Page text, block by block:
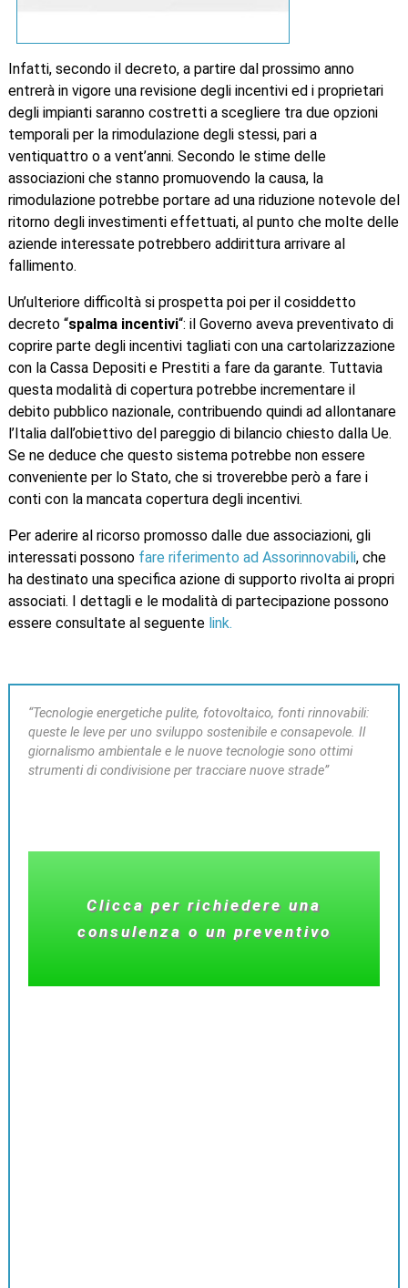
Infatti, secondo il decreto, a partire dal prossimo anno
entrerà in vigore una revisione degli incentivi ed i proprietari
degli impianti saranno costretti a scegliere tra due opzioni
temporali per la rimodulazione degli stessi, pari a
ventiquattro o a vent’anni. Secondo le stime delle
associazioni che stanno promuovendo la causa, la
rimodulazione potrebbe portare ad una riduzione notevole del
ritorno degli investimenti effettuati, al punto che molte delle
aziende interessate potrebbero addirittura arrivare al
fallimento.
Un’ulteriore difficoltà si prospetta poi per il cosiddetto
decreto “spalma incentivi“: il Governo aveva preventivato di
coprire parte degli incentivi tagliati con una cartolarizzazione
con la Cassa Depositi e Prestiti a fare da garante. Tuttavia
questa modalità di copertura potrebbe incrementare il
debito pubblico nazionale, contribuendo quindi ad allontanare
l’Italia dall’obiettivo del pareggio di bilancio chiesto dalla Ue.
Se ne deduce che questo sistema potrebbe non essere
conveniente per lo Stato, che si troverebbe però a fare i
conti con la mancata copertura degli incentivi.
Per aderire al ricorso promosso dalle due associazioni, gli
interessati possono fare riferimento ad Assorinnovabili, che
ha destinato una specifica azione di supporto rivolta ai propri
associati. I dettagli e le modalità di partecipazione possono
essere consultate al seguente link.
“Tecnologie energetiche pulite, fotovoltaico, fonti rinnovabili:
queste le leve per uno sviluppo sostenibile e consapevole. Il
giornalismo ambientale e le nuove tecnologie sono ottimi
strumenti di condivisione per tracciare nuove strade”
Clicca per richiedere una
consulenza o un preventivo